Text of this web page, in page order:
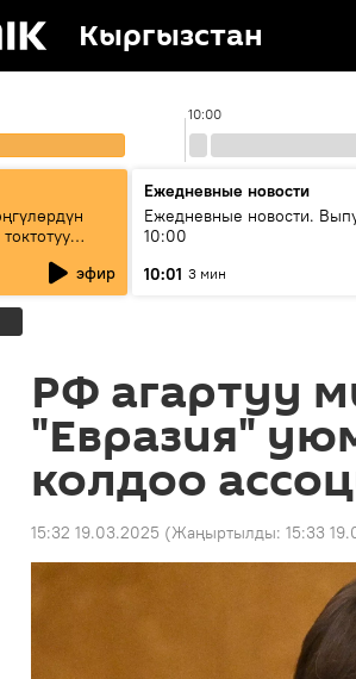
Кыргызстан
10:00
эфир
Ежедневные новости
Ежедневные новости.
10:00
10:01 3 мин
РФ агартуу
"Евразия"
колдоо
15:32 19.03.2025 (Жаңыртылды: 15:33